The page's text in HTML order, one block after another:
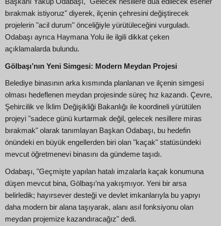
bırakmak istiyoruz" diyerek, ilçenin çehresini değiştirecek
projelerin "acil durum" önceliğiyle yürütüleceğini vurguladı.
Odabaşı ayrıca Haymana Yolu ile ilgili dikkat çeken
açıklamalarda bulundu.
Gölbaşı’nın Yeni Simgesi: Modern Meydan Projesi
Belediye binasının arka kısmında planlanan ve ilçenin simgesi
olması hedeflenen meydan projesinde süreç hız kazandı. Çevre,
Şehircilik ve İklim Değişikliği Bakanlığı ile koordineli yürütülen
projeyi "sadece günü kurtarmak değil, gelecek nesillere miras
bırakmak" olarak tanımlayan Başkan Odabaşı, bu hedefin
önündeki en büyük engellerden biri olan "kaçak" statüsündeki
mevcut öğretmenevi binasını da gündeme taşıdı.
Odabaşı, "Geçmişte yapılan hatalı imzalarla kaçak konumuna
düşen mevcut bina, Gölbaşı’na yakışmıyor. Yeni bir arsa
belirledik; hayırsever desteği ve devlet imkanlarıyla bu yapıyı
daha modern bir alana taşıyarak, alanı asıl fonksiyonu olan
meydan projemize kazandıracağız" dedi.